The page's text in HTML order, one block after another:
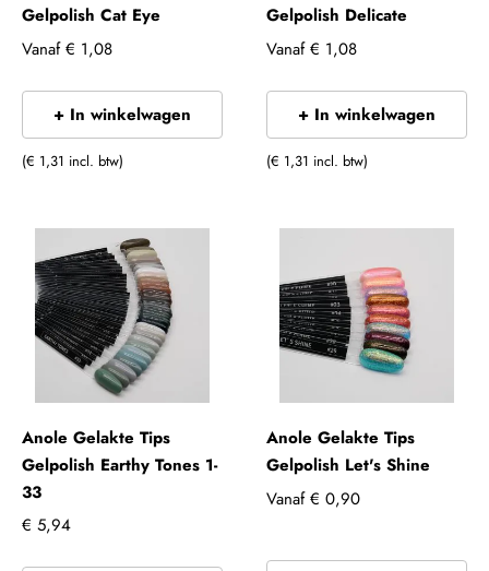
Gelpolish Cat Eye
Vanaf € 1,08
+ In winkelwagen
(€ 1,31 incl. btw)
Gelpolish Delicate
Vanaf € 1,08
+ In winkelwagen
(€ 1,31 incl. btw)
Anole Gelakte Tips
Gelpolish Earthy Tones 1-
33
€ 5,94
Anole Gelakte Tips
Gelpolish Let's Shine
Vanaf € 0,90